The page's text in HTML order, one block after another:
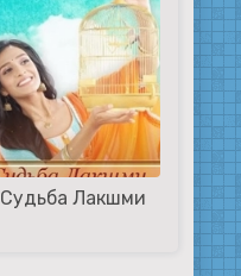
Судьба Лакшми